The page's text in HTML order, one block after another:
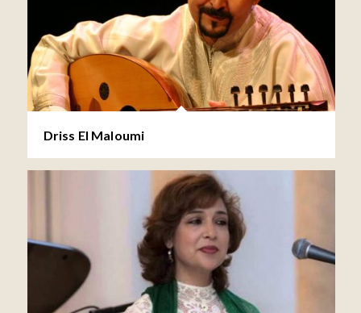
Driss El Maloumi